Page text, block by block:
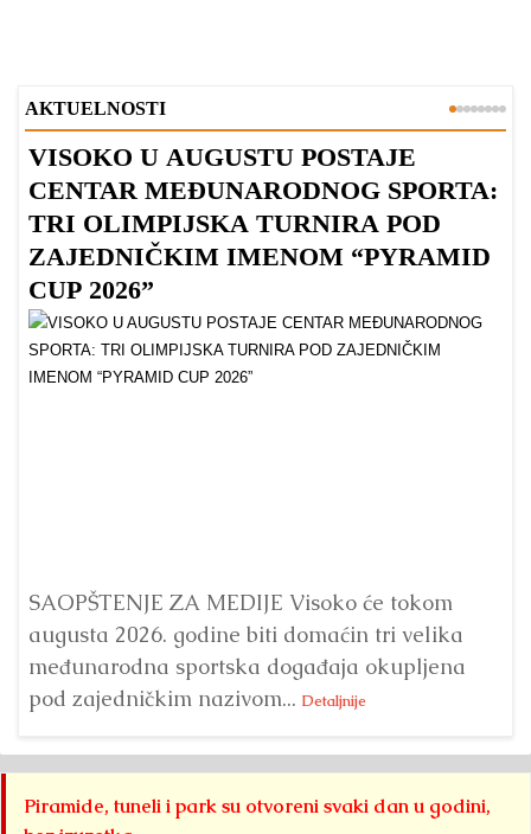
AKTUELNOSTI
VISOKO U AUGUSTU POSTAJE
CENTAR MEĐUNARODNOG SPORTA:
TRI OLIMPIJSKA TURNIRA POD
ZAJEDNIČKIM IMENOM “PYRAMID
CUP 2026”
SAOPŠTENJE ZA MEDIJE Visoko će tokom
augusta 2026. godine biti domaćin tri velika
međunarodna sportska događaja okupljena
pod zajedničkim nazivom... Detaljnije
Piramide, tuneli i park su otvoreni svaki dan u godini,